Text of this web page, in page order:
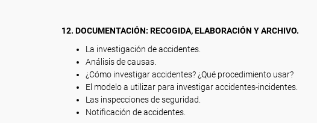
12. DOCUMENTACIÓN: RECOGIDA, ELABORACIÓN Y ARCHIVO.
La investigación de accidentes.
Análisis de causas.
¿Cómo investigar accidentes? ¿Qué procedimiento usar?
El modelo a utilizar para investigar accidentes-incidentes.
Las inspecciones de seguridad.
Notificación de accidentes.